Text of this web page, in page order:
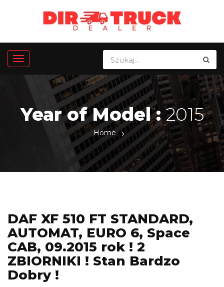
Year of Model :2015
Home
DAF XF 510 FT STANDARD,
AUTOMAT, EURO 6, Space
CAB, 09.2015 rok ! 2
ZBIORNIKI ! Stan Bardzo
Dobry !